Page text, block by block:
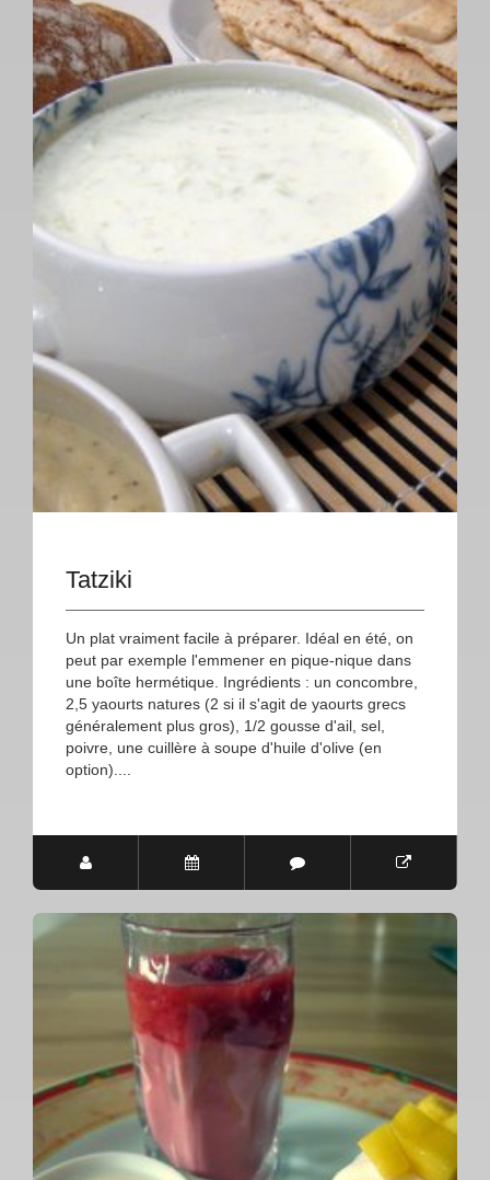
Tatziki
Un plat vraiment facile à préparer. Idéal en été, on
peut par exemple l'emmener en pique-nique dans
une boîte hermétique. Ingrédients : un concombre,
2,5 yaourts natures (2 si il s'agit de yaourts grecs
généralement plus gros), 1/2 gousse d'ail, sel,
poivre, une cuillère à soupe d'huile d'olive (en
option)....